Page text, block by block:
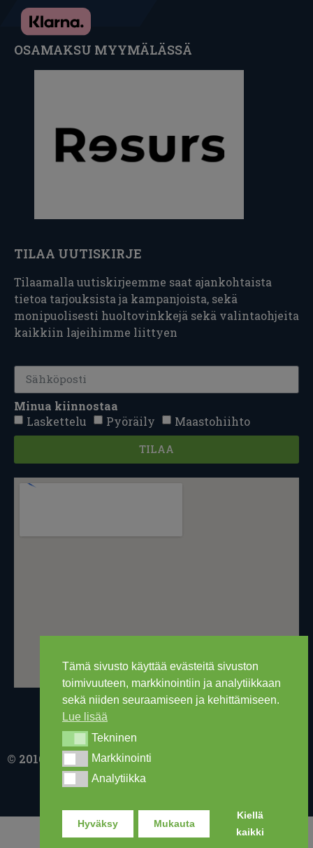
Tämä sivusto käyttää evästeitä sivuston
toimivuuteen, markkinointiin ja analytiikkaan
sekä niiden seuraamiseen ja kehittämiseen.
Lue lisää
TekninenTekninen
MarkkinointiMarkkinointi
AnalytiikkaAnalytiikka
Hyväksy Mukauta
Kiellä
kaikki
OSAMAKSU MYYMÄLÄSSÄ
TILAA UUTISKIRJE
Tilaamalla uutiskirjeemme saat ajankohtaista
tietoa tarjouksista ja kampanjoista, sekä
monipuolisesti huoltovinkkejä sekä valintaohjeita
kaikkiin lajeihimme liittyen
Minua kiinnostaa
Laskettelu
Pyöräily Maastohiihto
TILAA
© 2016-2026 Ski Out Bike, Ski-Outlet Finland Oy